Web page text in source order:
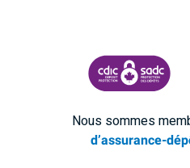
SOCIÉTÉ
Nous sommes
d’assurance-